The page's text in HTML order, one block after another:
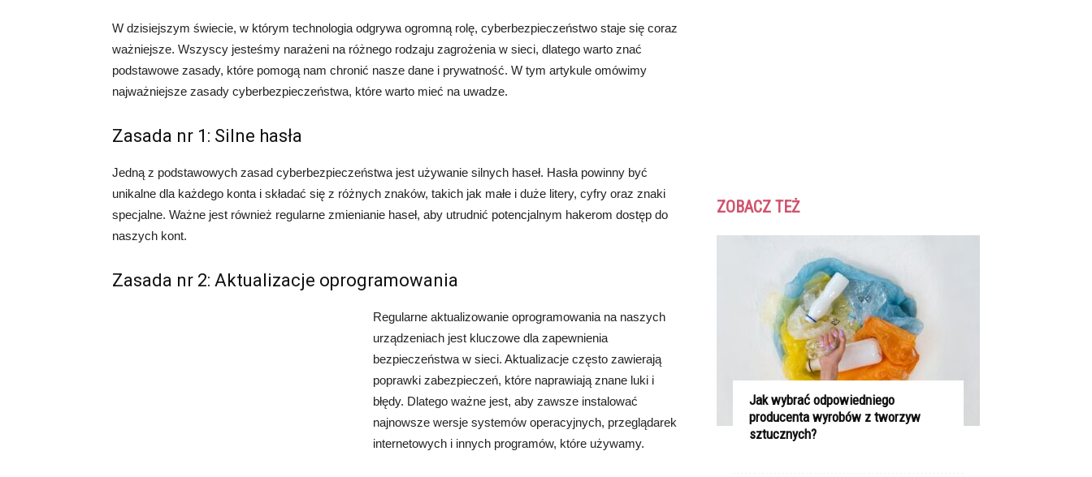
W dzisiejszym świecie, w którym technologia odgrywa ogromną rolę, cyberbezpieczeństwo staje się coraz
ważniejsze. Wszyscy jesteśmy narażeni na różnego rodzaju zagrożenia w sieci, dlatego warto znać
podstawowe zasady, które pomogą nam chronić nasze dane i prywatność. W tym artykule omówimy
najważniejsze zasady cyberbezpieczeństwa, które warto mieć na uwadze.
Zasada nr 1: Silne hasła
Jedną z podstawowych zasad cyberbezpieczeństwa jest używanie silnych haseł. Hasła powinny być
unikalne dla każdego konta i składać się z różnych znaków, takich jak małe i duże litery, cyfry oraz znaki
specjalne. Ważne jest również regularne zmienianie haseł, aby utrudnić potencjalnym hakerom dostęp do
naszych kont.
Zasada nr 2: Aktualizacje oprogramowania
Regularne aktualizowanie oprogramowania na naszych
urządzeniach jest kluczowe dla zapewnienia
bezpieczeństwa w sieci. Aktualizacje często zawierają
poprawki zabezpieczeń, które naprawiają znane luki i
błędy. Dlatego ważne jest, aby zawsze instalować
najnowsze wersje systemów operacyjnych, przeglądarek
internetowych i innych programów, które używamy.
ZOBACZ TEŻ
Jak wybrać odpowiedniego
producenta wyrobów z tworzyw
sztucznych?